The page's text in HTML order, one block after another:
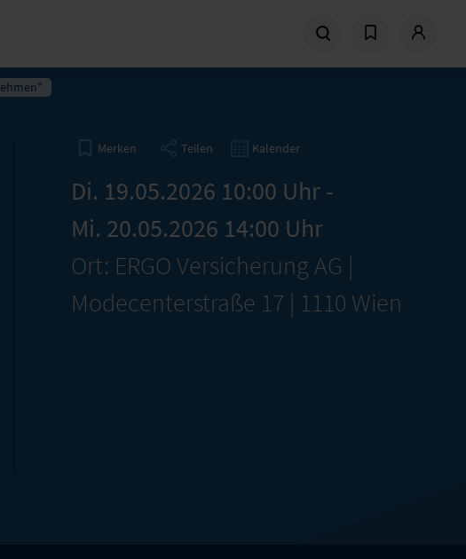
Merken Teilen Kalender
Di. 19.05.2026 10:00 Uhr -
Mi. 20.05.2026 14:00 Uhr
Ort: ERGO Versicherung AG |
Modecenterstraße 17 | 1110 Wien